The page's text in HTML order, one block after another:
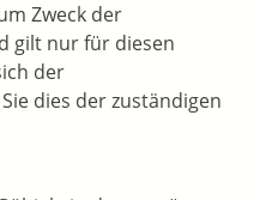
Zweck der
gilt nur für diesen
der
dies der zuständigen